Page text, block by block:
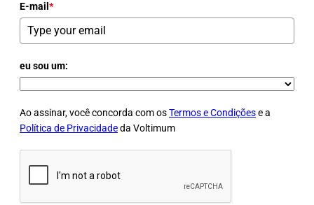
E-mail *
eu sou um:
Ao assinar, você concorda com osTermos e Condiçõese a
Política de Privacidadeda Voltimum